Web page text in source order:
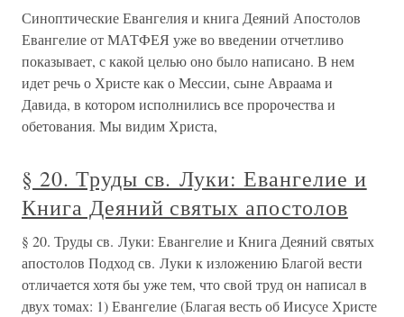
Синоптические Евангелия и книга Деяний Апостолов
Евангелие от МАТФЕЯ уже во введении отчетливо
показывает, с какой целью оно было написано. В нем
идет речь о Христе как о Мессии, сыне Авраама и
Давида, в котором исполнились все пророчества и
обетования. Мы видим Христа,
§ 20. Труды св. Луки: Евангелие и
Книга Деяний святых апостолов
§ 20. Труды св. Луки: Евангелие и Книга Деяний святых
апостолов Подход св. Луки к изложению Благой вести
отличается хотя бы уже тем, что свой труд он написал в
двух томах: 1) Евангелие (Благая весть об Иисусе Христе